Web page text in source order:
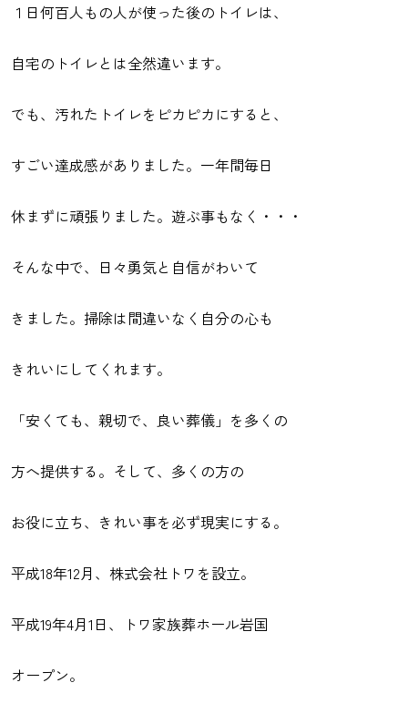
１日何百人もの人が使った後のトイレは、
自宅のトイレとは全然違います。
でも、汚れたトイレをピカピカにすると、
すごい達成感がありました。一年間毎日
休まずに頑張りました。遊ぶ事もなく・・・
そんな中で、日々勇気と自信がわいて
きました。掃除は間違いなく自分の心も
きれいにしてくれます。
「安くても、親切で、良い葬儀」を多くの
方へ提供する。そして、多くの方の
お役に立ち、きれい事を必ず現実にする。
平成18年12月、株式会社トワを設立。
平成19年4月1日、トワ家族葬ホール岩国
オープン。